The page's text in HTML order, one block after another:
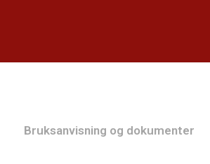
Bruksanvisning og dokumenter